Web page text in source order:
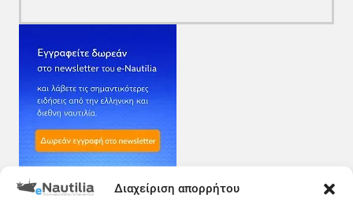
Διαχείριση απορρήτου